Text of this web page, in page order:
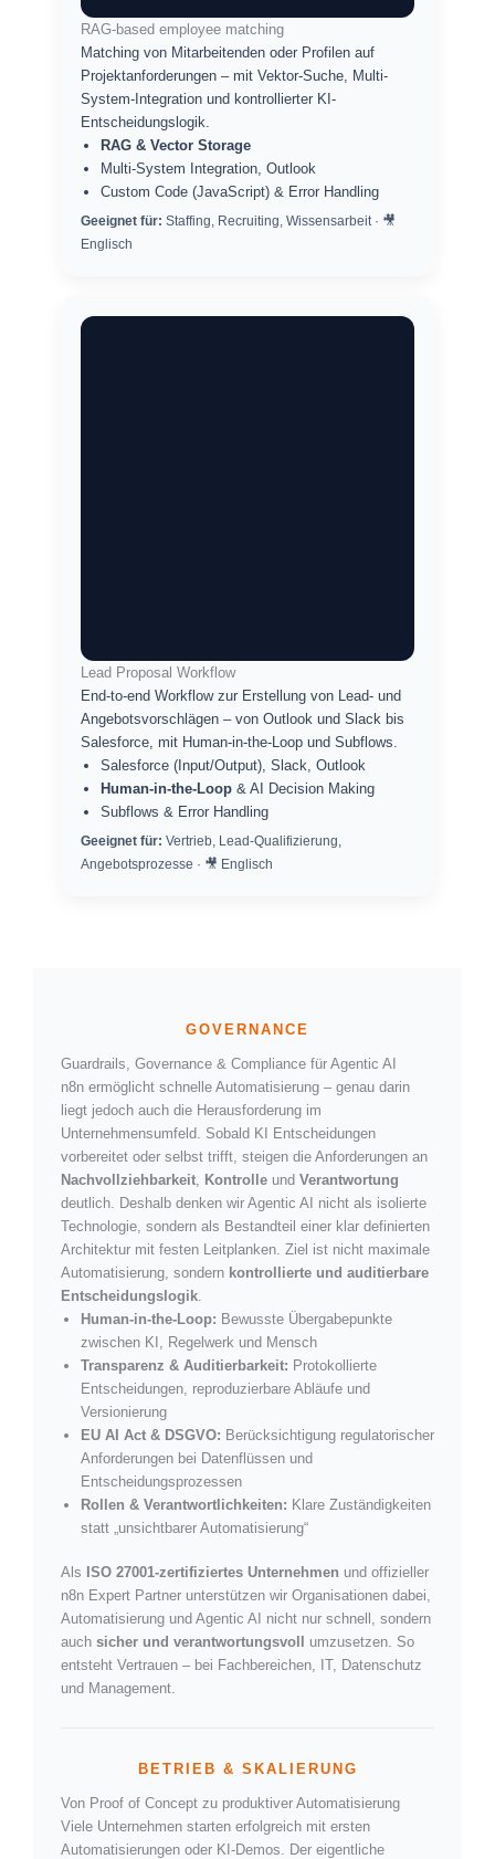
RAG-based employee matching
Matching von Mitarbeitenden oder Profilen auf
Projektanforderungen – mit Vektor-Suche, Multi-
System-Integration und kontrollierter KI-
Entscheidungslogik.
RAG & Vector Storage
Multi-System Integration, Outlook
Custom Code (JavaScript) & Error Handling
Geeignet für: Staffing, Recruiting, Wissensarbeit · 🎥
Englisch
Lead Proposal Workflow
End-to-end Workflow zur Erstellung von Lead- und
Angebotsvorschlägen – von Outlook und Slack bis
Salesforce, mit Human-in-the-Loop und Subflows.
Salesforce (Input/Output), Slack, Outlook
Human-in-the-Loop& AI Decision Making
Subflows & Error Handling
Geeignet für: Vertrieb, Lead-Qualifizierung,
Angebotsprozesse · 🎥 Englisch
GOVERNANCE
Guardrails, Governance & Compliance für Agentic AI
n8n ermöglicht schnelle Automatisierung – genau darin
liegt jedoch auch die Herausforderung im
Unternehmensumfeld. Sobald KI Entscheidungen
vorbereitet oder selbst trifft, steigen die Anforderungen an
Nachvollziehbarkeit, Kontrolleund Verantwortung
deutlich. Deshalb denken wir Agentic AI nicht als isolierte
Technologie, sondern als Bestandteil einer klar definierten
Architektur mit festen Leitplanken. Ziel ist nicht maximale
Automatisierung, sondern kontrollierte und auditierbare
Entscheidungslogik.
Human-in-the-Loop: Bewusste Übergabepunkte
zwischen KI, Regelwerk und Mensch
Transparenz & Auditierbarkeit: Protokollierte
Entscheidungen, reproduzierbare Abläufe und
Versionierung
EU AI Act & DSGVO: Berücksichtigung regulatorischer
Anforderungen bei Datenflüssen und
Entscheidungsprozessen
Rollen & Verantwortlichkeiten: Klare Zuständigkeiten
statt „unsichtbarer Automatisierung“
Als ISO 27001-zertifiziertes Unternehmen und offizieller
n8n Expert Partner unterstützen wir Organisationen dabei,
Automatisierung und Agentic AI nicht nur schnell, sondern
auch sicher und verantwortungsvoll umzusetzen. So
entsteht Vertrauen – bei Fachbereichen, IT, Datenschutz
und Management.
BETRIEB & SKALIERUNG
Von Proof of Concept zu produktiver Automatisierung
Viele Unternehmen starten erfolgreich mit ersten
Automatisierungen oder KI-Demos. Der eigentliche